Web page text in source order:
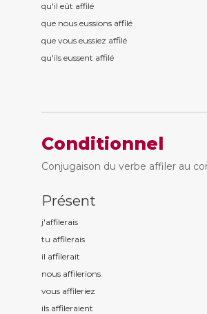
qu'il eût affilé
que nous eussions affilé
que vous eussiez affilé
qu'ils eussent affilé
Conditionnel
Conjugaison du verbe affiler au
Présent
j'affilerais
tu affilerais
il affilerait
nous affilerions
vous affileriez
ils affileraient